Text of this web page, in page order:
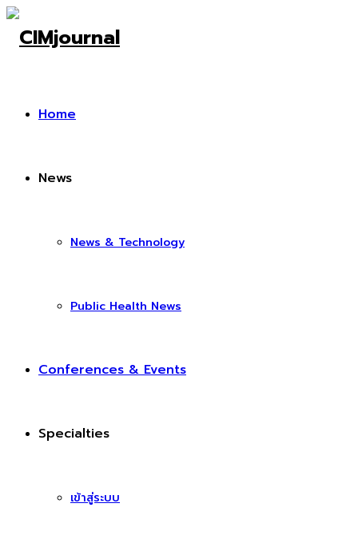
Home
News
News & Technology
Public Health News
Conferences & Events
Specialties
เข้าสู่ระบบ